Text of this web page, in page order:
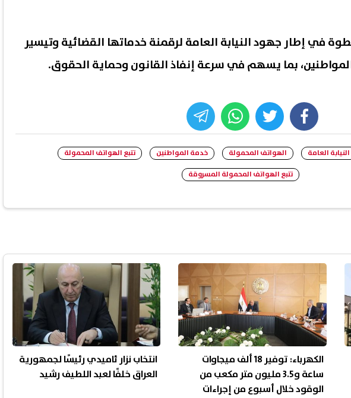
في إطار جهود النيابة العامة لرقمنة خدماتها القضائية وتيسير
المواطنين، بما يسهم في سرعة إنفاذ القانون وحماية الحقوق.
facebook
twitter
whats
النيابة العامة الهواتف المحمولة خدمة المواطنين
تتبع الهواتف المحمولة
تتبع الهواتف المحمولة المسروقة
الكهرباء: توفير 18 ألف ميجاوات
ساعة و3.5 مليون متر مكعب من
الوقود خلال أسبوع من إجراءات
انتخاب نزار ئاميدي رئيسًا لجمهورية
العراق خلفًا لعبد اللطيف رشيد
رئيس شعبة المواد البترولية: لا قرار
حتى الآن بتحريك أسعار البنزين
الزمالك يكشف تفاصيل عرض بيع بيزيرا
لشباب الأهلي ويحدد شروط رحيله